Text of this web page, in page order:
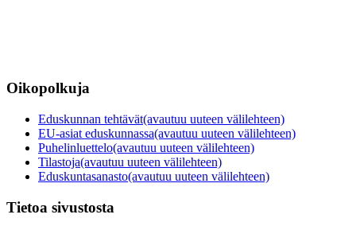
Oikopolkuja
Eduskunnan tehtävät(avautuu uuteen välilehteen)
EU-asiat eduskunnassa(avautuu uuteen välilehteen)
Puhelinluettelo(avautuu uuteen välilehteen)
Tilastoja(avautuu uuteen välilehteen)
Eduskuntasanasto(avautuu uuteen välilehteen)
Tietoa sivustosta